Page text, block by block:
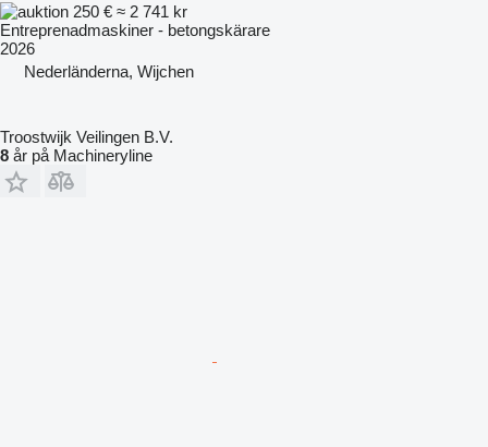
250 € ≈ 2 741 kr
Entreprenadmaskiner - betongskärare
2026
Nederländerna, Wijchen
Troostwijk Veilingen B.V.
8 år på Machineryline